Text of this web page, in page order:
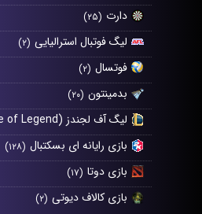
دارت (۲۵)
لیگ فوتبال استرالیایی (۲)
فوتسال (۲)
بدمینتون (۲۰)
لیگ آف لجندز (League of Legend)
بازی رایانه ای بسکتبال (۱۲۸)
بازی دوتا (۱۷)
بازی کالاف دیوتی (۲)